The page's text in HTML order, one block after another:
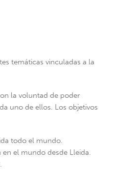
temáticas vinculadas a la
la voluntad de poder
uno de ellos. Los objetivos
todo el mundo.
el mundo desde Lleida.